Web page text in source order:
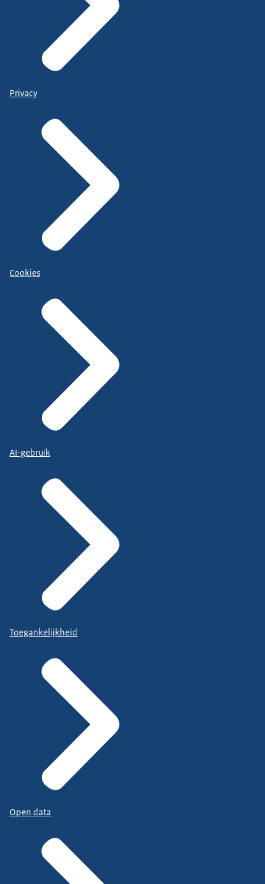
Privacy
Cookies
AI-gebruik
Toegankelijkheid
Open data